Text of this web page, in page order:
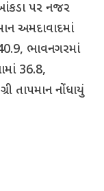
પર નજર
અમદાવાદમાં
ભાવનગરમાં
36.8,
તાપમાન નોંધાયું